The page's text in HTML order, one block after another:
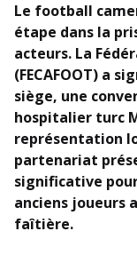
Le football
étape dans la
acteurs. La
(FECAFOOT) a
siège, une
hospitalier turc
représentation
partenariat
significative
anciens joueurs
faîtière.